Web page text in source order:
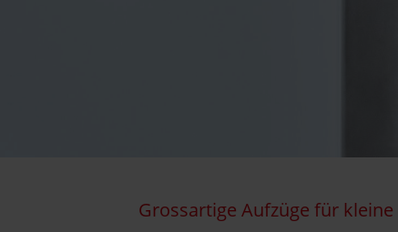
Grossartige Aufzüge für